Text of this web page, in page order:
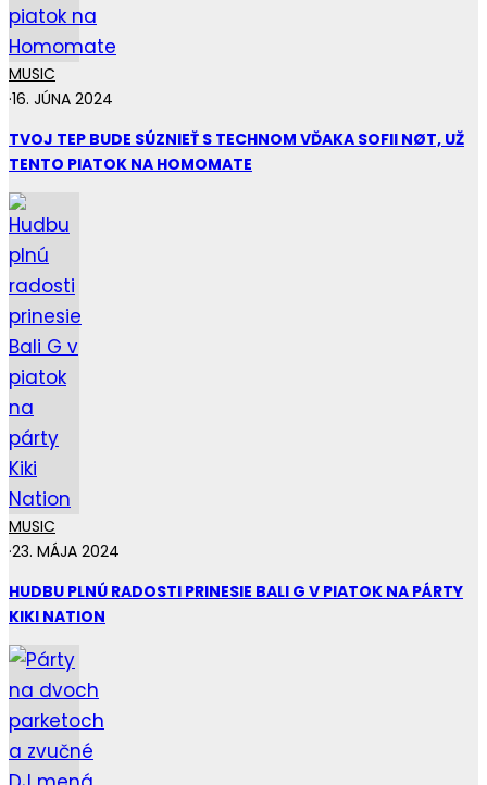
MUSIC
·16. JÚNA 2024
TVOJ TEP BUDE SÚZNIEŤ S TECHNOM VĎAKA SOFII NØT, UŽ
TENTO PIATOK NA HOMOMATE
MUSIC
·23. MÁJA 2024
HUDBU PLNÚ RADOSTI PRINESIE BALI G V PIATOK NA PÁRTY
KIKI NATION